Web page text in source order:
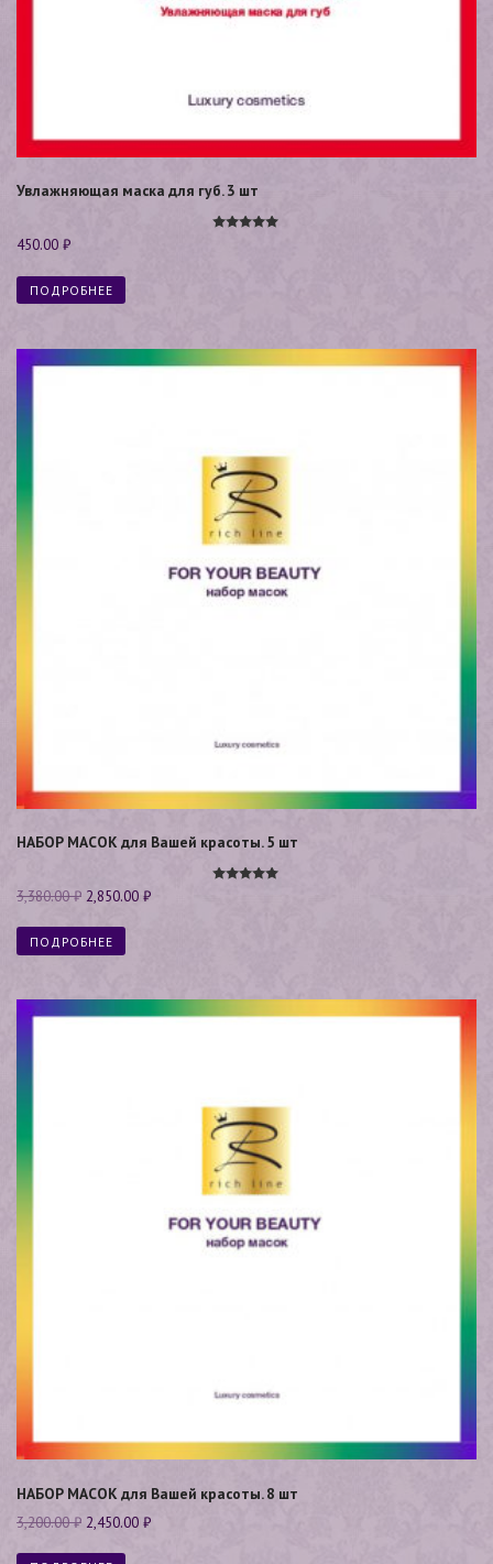
Увлажняющая маска для губ. 3 шт
450.00 ₽
ПОДРОБНЕЕ
НАБОР МАСОК для Вашей красоты. 5 шт
3,380.00₽ 2,850.00 ₽
ПОДРОБНЕЕ
НАБОР МАСОК для Вашей красоты. 8 шт
3,200.00₽ 2,450.00 ₽